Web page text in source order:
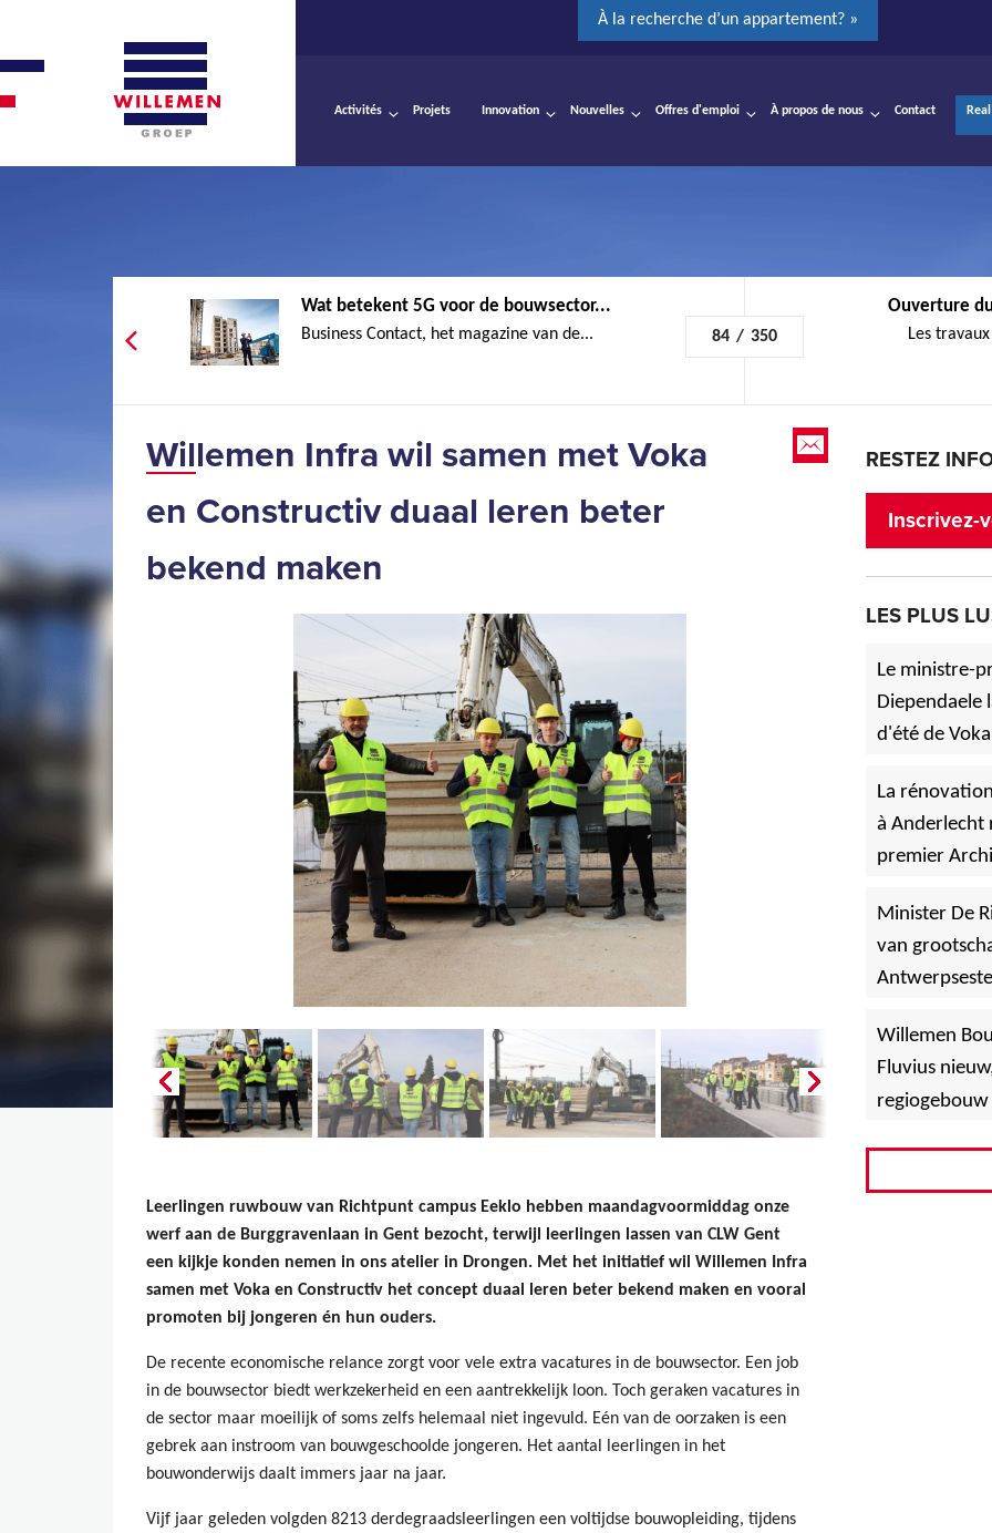
À la recherche d’un appartement? »
Activités Projets Innovation Nouvelles Offres d'emploi À propos de nous Contact
Wat betekent 5G voor de bouwsector...
Business Contact, het magazine van de... 84 / 350
Ouverture
Les
Willemen Infra wil samen met Voka
en Constructiv duaal leren beter
bekend maken
Leerlingen ruwbouw van Richtpunt campus Eeklo hebben maandagvoormiddag onze
werf aan de Burggravenlaan in Gent bezocht, terwijl leerlingen lassen van CLW Gent
een kijkje konden nemen in ons atelier in Drongen. Met het initiatief wil Willemen Infra
samen met Voka en Constructiv het concept duaal leren beter bekend maken en vooral
promoten bij jongeren én hun ouders.
De recente economische relance zorgt voor vele extra vacatures in de bouwsector. Een job
in de bouwsector biedt werkzekerheid en een aantrekkelijk loon. Toch geraken vacatures in
de sector maar moeilijk of soms zelfs helemaal niet ingevuld. Eén van de oorzaken is een
gebrek aan instroom van bouwgeschoolde jongeren. Het aantal leerlingen in het
bouwonderwijs daalt immers jaar na jaar.
Vijf jaar geleden volgden 8213 derdegraadsleerlingen een voltijdse bouwopleiding, tijdens
RESTEZ
Inscrivez-
LES PLUS
Le ministre-
Diependaele
d'été de
La
à Anderlecht
premier
Minister De
van
Willemen
Fluvius